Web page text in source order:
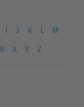
I J K L
M
X Y Z